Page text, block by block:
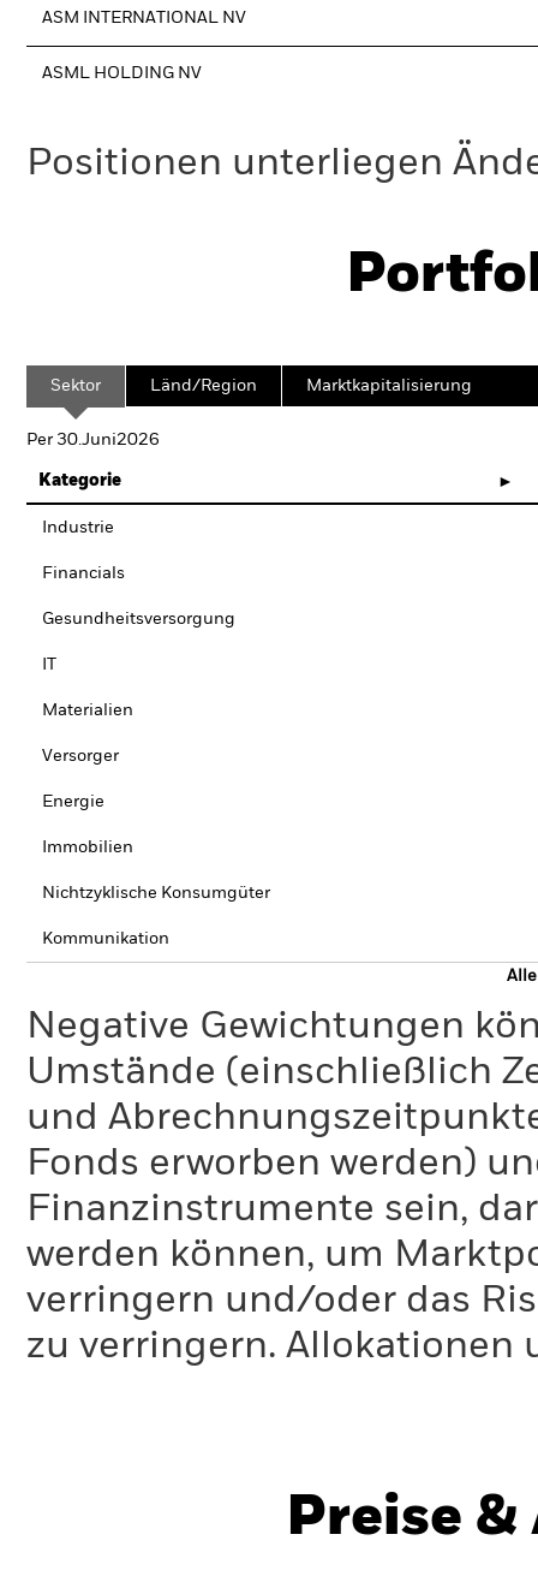
ASM INTERNATIONAL NV
ASML HOLDING NV
Positionen unterliegen
Sektor Länd/Region Marktkapitalisierung
Per 30.Juni2026
Kategorie
Industrie
Financials
Gesundheitsversorgung
Materialien
Versorger
Energie
Immobilien
Nichtzyklische Konsumgüter
Kommunikation
Negative Gewichtungen
Umstände (einschließlich
und
Fonds erworben werden)
Finanzinstrumente sein,
werden können, um
verringern und/oder das
zu verringern. Allokationen
Preise